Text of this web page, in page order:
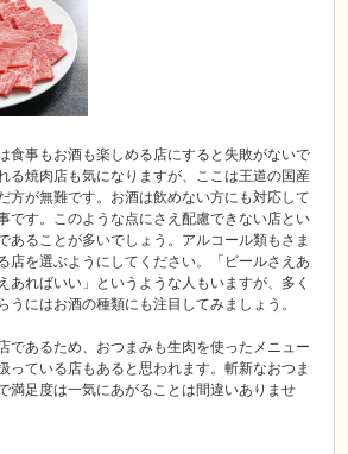
食事もお酒も楽しめる店にすると失敗がないで
る焼肉店も気になりますが、ここは王道の国産
方が無難です。お酒は飲めない方にも対応して
です。このような点にさえ配慮できない店とい
あることが多いでしょう。アルコール類もさま
店を選ぶようにしてください。「ビールさえあ
あればいい」というような人もいますが、多く
うにはお酒の種類にも注目してみましょう。
であるため、おつまみも生肉を使ったメニュー
っている店もあると思われます。斬新なおつま
満足度は一気にあがることは間違いありませ